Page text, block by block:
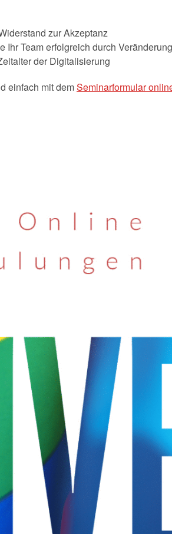
zur Akzeptanz
Team erfolgreich durch
der Digitalisierung
einfach mit demSeminarformular